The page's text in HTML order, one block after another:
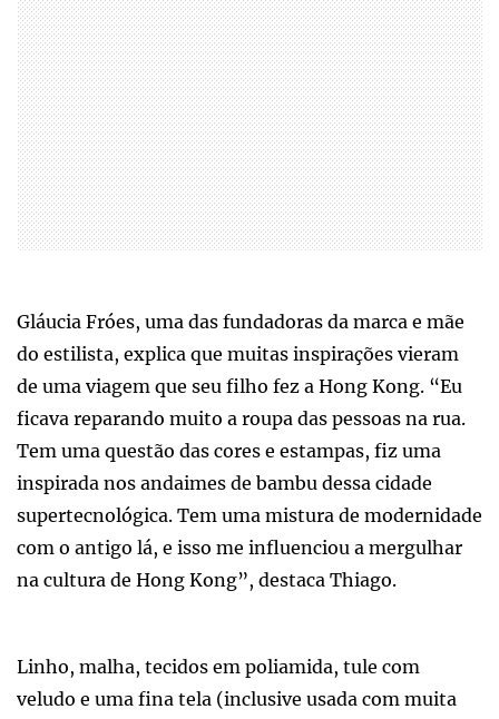
Gláucia Fróes, uma das fundadoras da marca e mãe
do estilista, explica que muitas inspirações vieram
de uma viagem que seu filho fez a Hong Kong. “Eu
ficava reparando muito a roupa das pessoas na rua.
Tem uma questão das cores e estampas, fiz uma
inspirada nos andaimes de bambu dessa cidade
supertecnológica. Tem uma mistura de modernidade
com o antigo lá, e isso me influenciou a mergulhar
na cultura de Hong Kong”, destaca Thiago.
Linho, malha, tecidos em poliamida, tule com
veludo e uma fina tela (inclusive usada com muita